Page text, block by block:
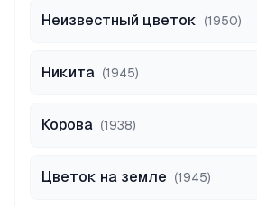
Неизвестный цветок (1950)
Никита (1945)
Корова (1938)
Цветок на земле (1945)